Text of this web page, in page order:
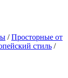
/Просторные от
стиль /